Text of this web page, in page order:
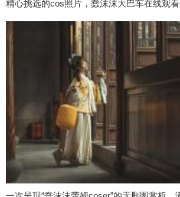
精心挑选的cos照片，蠢沫沫大巴车在线观